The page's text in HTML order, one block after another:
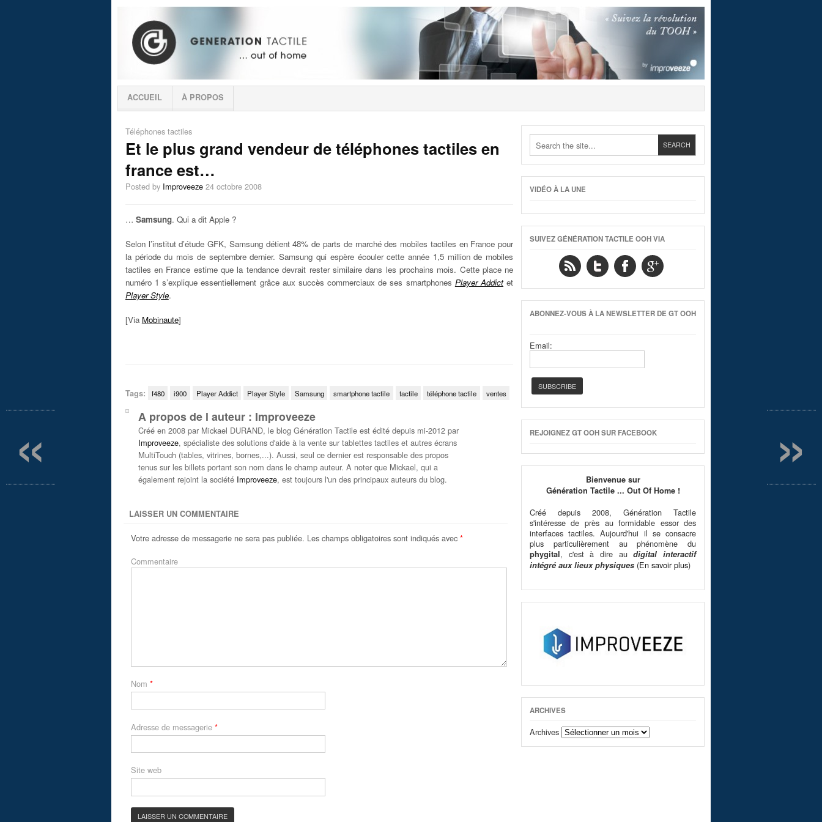
ACCUEIL À PROPOS
Téléphones tactiles
Et le plus grand vendeur de téléphones tactiles en
france est…
Posted by Improveeze 24 octobre 2008
… Samsung. Qui a dit Apple ?
Selon l’institut d’étude GFK, Samsung détient 48% de parts de marché des mobiles tactiles en France pour
la période du mois de septembre dernier. Samsung qui espère écouler cette année 1,5 million de mobiles
tactiles en France estime que la tendance devrait rester similaire dans les prochains mois. Cette place ne
numéro 1 s’explique essentiellement grâce aux succès commerciaux de ses smartphones Player Addictet
Player Style.
[Via Mobinaute]
Tags: f480 i900 Player Addict Player Style Samsung smartphone tactile tactile téléphone tactile ventes
A propos de l auteur : Improveeze
Créé en 2008 par Mickael DURAND, le blog Génération Tactile est édité depuis mi-2012 par
Improveeze, spécialiste des solutions d'aide à la vente sur tablettes tactiles et autres écrans
MultiTouch (tables, vitrines, bornes,...). Aussi, seul ce dernier est responsable des propos
tenus sur les billets portant son nom dans le champ auteur. A noter que Mickael, qui a
également rejoint la société Improveeze, est toujours l'un des principaux auteurs du blog.
LAISSER UN COMMENTAIRE
Votre adresse de messagerie ne sera pas publiée. Les champs obligatoires sont indiqués avec*
Commentaire
Nom*
Adresse de messagerie*
Site web
VIDÉO À LA UNE
SUIVEZ GÉNÉRATION TACTILE OOH VIA
ABONNEZ-VOUS À LA NEWSLETTER DE GT OOH
Email:
REJOIGNEZ GT OOH SUR FACEBOOK
Bienvenue sur
Génération Tactile ... Out Of Home !
Créé depuis 2008, Génération Tactile
s'intéresse de près au formidable essor des
interfaces tactiles. Aujourd'hui il se consacre
plus particulièrement au phénomène du
phygital, c'est à dire audigital interactif
intégré aux lieux physiques(En savoir plus)
ARCHIVES
Archives
»
«